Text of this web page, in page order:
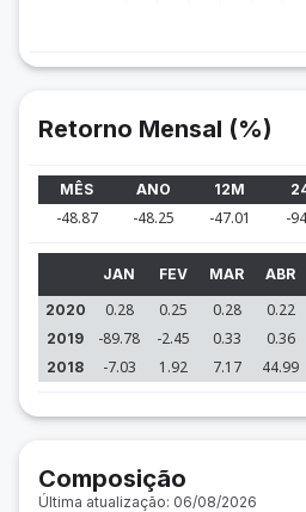
Retorno Mensal (%)
MÊS ANO 12M
-48.87 -48.25 -47.01 -
JAN FEV MAR ABR
2020
0.28 0.25 0.28 0.22
2019 -89.78 -2.45 0.33 0.36
2018 -7.03 1.92 7.17 44.99
Composição
Última atualização: 06/08/2026